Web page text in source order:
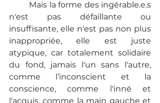
n'est pas défaillante ou
insuffisante, elle n'est pas non plus
inappropriée, elle est juste
atypique, car totalement solidaire
du fond, jamais l'un sans l'autre,
comme l’inconscient et la
conscience, comme l'inné et
l'acquis, comme la main gauche et